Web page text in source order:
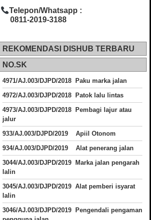
Telepon/Whatsapp :
0811-2019-3188
REKOMENDASI DISHUB TERBARU
NO.SK
4971/AJ.003/DJPD/2018 Paku marka jalan
4972/AJ.003/DJPD/2018 Patok lalu lintas
4973/AJ.003/DJPD/2018
Pembagi lajur atau
jalur
933/AJ.003/DJPD/2019 Apiil Otonom
934/AJ.003/DJPD/2019 Alat penerang jalan
3044/AJ.003/DJPD/2019 Marka jalan pengarah
lalin
3045/AJ.003/DJPD/2019 Alat pemberi isyarat
lalin
3046/AJ.003/DJPD/2019 Pengendali pengaman